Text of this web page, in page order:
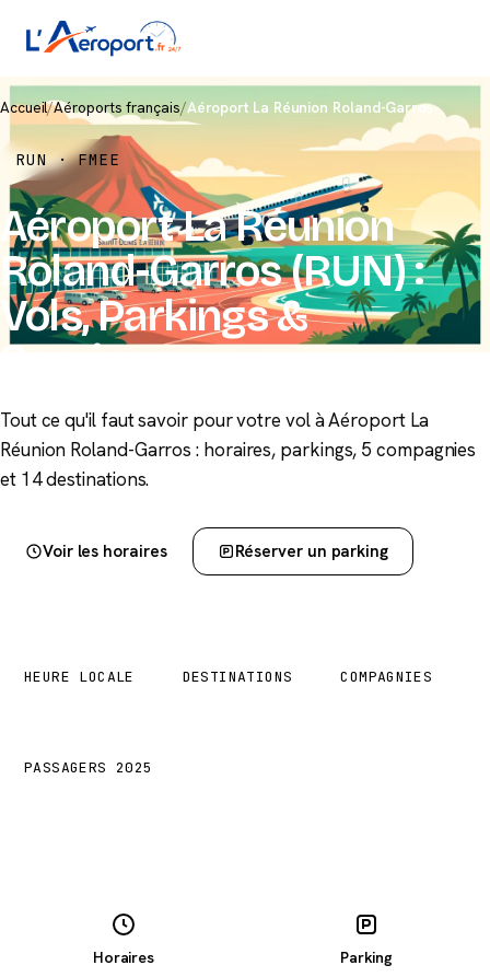
Accueil/Aéroports français/Aéroport La Réunion Roland-Garros
RUN · FMEE
Aéroport La Réunion
Roland-Garros (RUN) :
Vols, Parkings &
Services
Tout ce qu'il faut savoir pour votre vol à Aéroport La
Réunion Roland-Garros : horaires, parkings, 5 compagnies
et 14 destinations.
Voir les horaires Réserver un parking
HEURE LOCALE DESTINATIONS COMPAGNIES
PASSAGERS 2025
Horaires Parking